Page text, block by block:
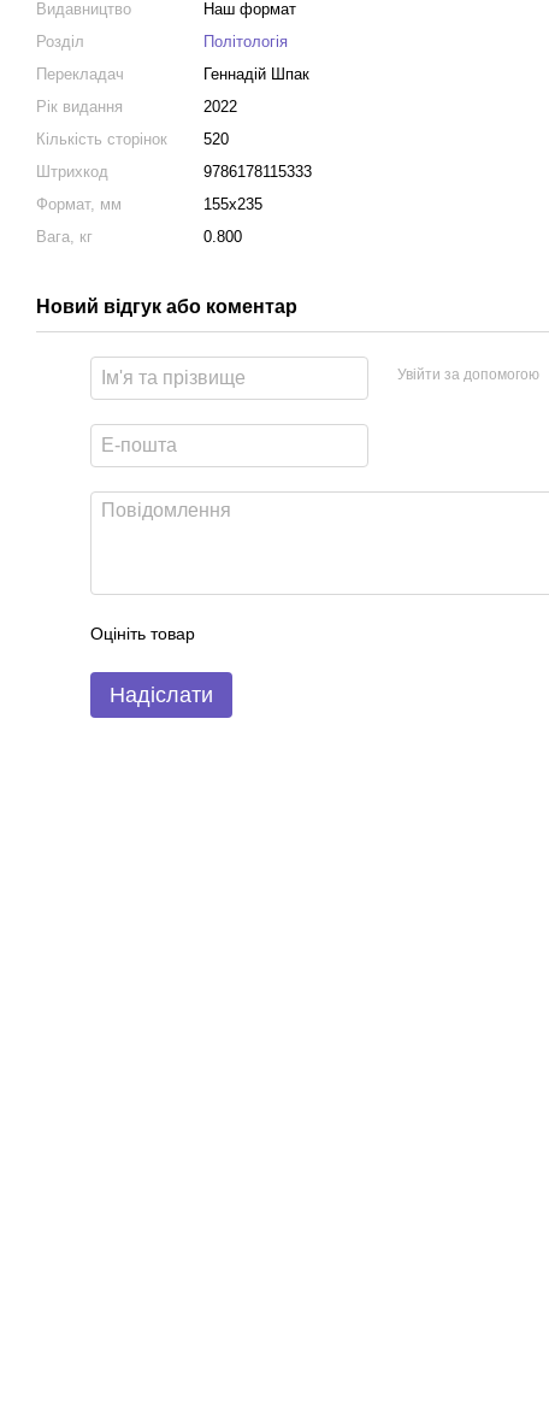
Видавництво
Наш формат
Розділ
Політологія
Перекладач
Геннадій Шпак
Рік видання
2022
Кількість сторінок
520
Штрихкод
9786178115333
Формат, мм
155х235
Вага, кг
0.800
Новий відгук або коментар
Увійти за допомогою
Оцініть товар
Надіслати